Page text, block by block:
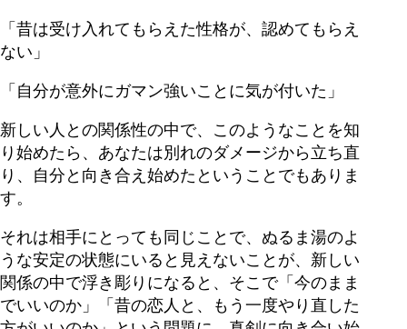
「昔は受け入れてもらえた性格が、認めてもらえ
ない」
「自分が意外にガマン強いことに気が付いた」
新しい人との関係性の中で、このようなことを知
り始めたら、あなたは別れのダメージから立ち直
り、自分と向き合え始めたということでもありま
す。
それは相手にとっても同じことで、ぬるま湯のよ
うな安定の状態にいると見えないことが、新しい
関係の中で浮き彫りになると、そこで「今のまま
でいいのか」「昔の恋人と、もう一度やり直した